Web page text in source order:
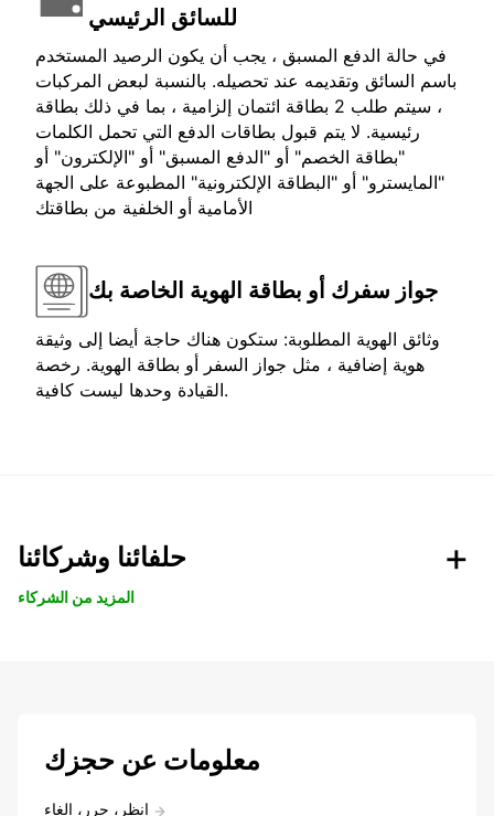
للسائق الرئيسي
في حالة الدفع المسبق ، يجب أن يكون الرصيد المستخدم
باسم السائق وتقديمه عند تحصيله. بالنسبة لبعض المركبات
، سيتم طلب 2 بطاقة ائتمان إلزامية ، بما في ذلك بطاقة
رئيسية. لا يتم قبول بطاقات الدفع التي تحمل الكلمات
"بطاقة الخصم" أو "الدفع المسبق" أو "الإلكترون" أو
"المايسترو" أو "البطاقة الإلكترونية" المطبوعة على الجهة
الأمامية أو الخلفية من بطاقتك
جواز سفرك أو بطاقة الهوية الخاصة بك
وثائق الهوية المطلوبة: ستكون هناك حاجة أيضا إلى وثيقة
هوية إضافية ، مثل جواز السفر أو بطاقة الهوية. رخصة
القيادة وحدها ليست كافية.
حلفائنا وشركائنا
المزيد من الشركاء
معلومات عن حجزك
انظر، حرر، إلغاء